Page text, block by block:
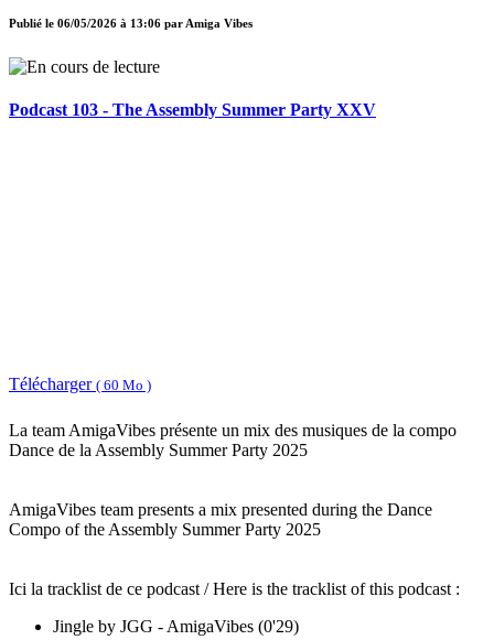
Publié le 06/05/2026 à 13:06 parAmiga Vibes
Podcast 103 - The Assembly Summer Party XXV
Télécharger ( 60 Mo )
La team AmigaVibes présente un mix des musiques de la compo
Dance de la Assembly Summer Party 2025
AmigaVibes team presents a mix presented during the Dance
Compo of the Assembly Summer Party 2025
Ici la tracklist de ce podcast / Here is the tracklist of this podcast :
Jingle by JGG - AmigaVibes (0'29)